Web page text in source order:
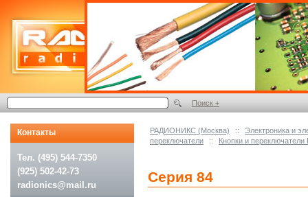
РАДИОНИКС (Москва) ::
Электроника и
переключатели
:: Кнопки и
Серия 84
Контакты
Тел. (495) 544-7350
(925) 502-42-73
radionics@mail.ru
Поиск +